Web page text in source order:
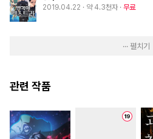
2019.04.22 · 약 4.3천자 무료
··· 펼치기
관련 작품